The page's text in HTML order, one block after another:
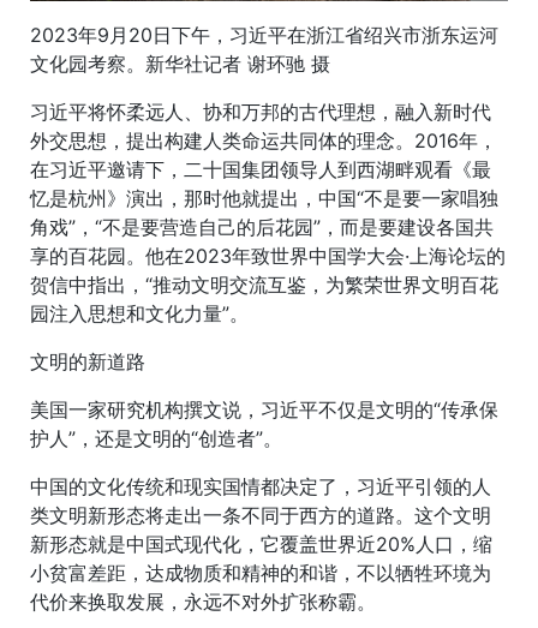
2023年9月20日下午，习近平在浙江省绍兴市浙东运河
文化园考察。新华社记者 谢环驰 摄
习近平将怀柔远人、协和万邦的古代理想，融入新时代
外交思想，提出构建人类命运共同体的理念。2016年，
在习近平邀请下，二十国集团领导人到西湖畔观看《最
忆是杭州》演出，那时他就提出，中国“不是要一家唱独
角戏”，“不是要营造自己的后花园”，而是要建设各国共
享的百花园。他在2023年致世界中国学大会·上海论坛的
贺信中指出，“推动文明交流互鉴，为繁荣世界文明百花
园注入思想和文化力量”。
文明的新道路
美国一家研究机构撰文说，习近平不仅是文明的“传承保
护人”，还是文明的“创造者”。
中国的文化传统和现实国情都决定了，习近平引领的人
类文明新形态将走出一条不同于西方的道路。这个文明
新形态就是中国式现代化，它覆盖世界近20%人口，缩
小贫富差距，达成物质和精神的和谐，不以牺牲环境为
代价来换取发展，永远不对外扩张称霸。